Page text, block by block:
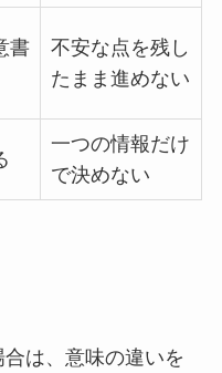
書
不安な点を残し
たまま進めない
一つの情報だけ
で決めない
は、意味の違いを